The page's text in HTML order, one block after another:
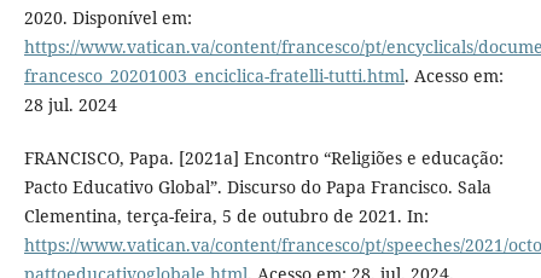
2020. Disponível em:
https://www.vatican.va/content/francesco/pt/encyclicals/
francesco_20201003_enciclica-fratelli-tutti.html. Acesso em:
28 jul. 2024
FRANCISCO, Papa. [2021a] Encontro “Religiões e educação:
Pacto Educativo Global”. Discurso do Papa Francisco. Sala
Clementina, terça-feira, 5 de outubro de 2021. In:
https://www.vatican.va/content/francesco/pt/speeches/2021/